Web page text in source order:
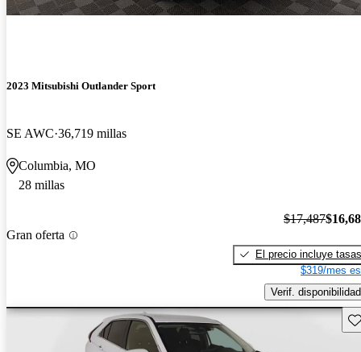
2023 Mitsubishi Outlander Sport
SE AWC 36,719 millas
Columbia, MO
28 millas
Gran oferta
$17,487
El precio incluye tasas
$319/mes
Verif. disponibilidad